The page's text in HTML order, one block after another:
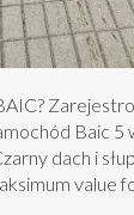
Baic 5
dach i
value